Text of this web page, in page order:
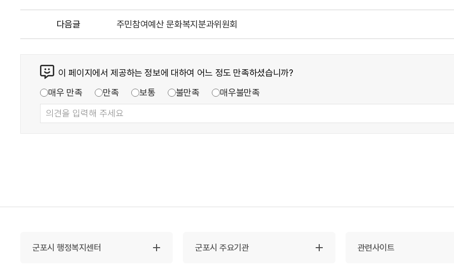
다음글 주민참여예산 문화복지분과위원회
이 페이지에서 제공하는 정보에 대하여 어느 정도 만족하셨습니까?
매우 만족
만족 보통 불만족 매우불만족
군포시 행정복지센터 군포시 주요기관 관련사이트